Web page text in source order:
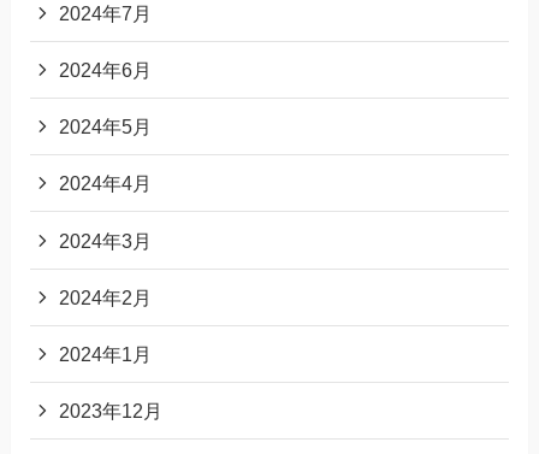
2024年7月
2024年6月
2024年5月
2024年4月
2024年3月
2024年2月
2024年1月
2023年12月